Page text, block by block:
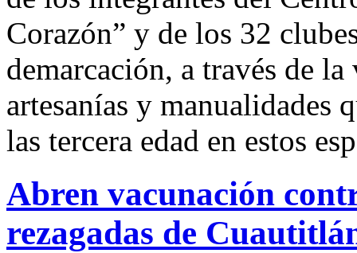
Corazón” y de los 32
demarcación, a través de
artesanías y manualidades
las tercera edad en estos
Abren vacunación
rezagadas de